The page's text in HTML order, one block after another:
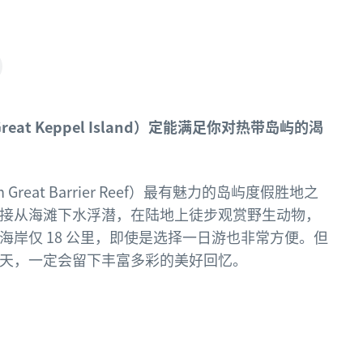
Keppel Island）定能满足你对热带岛屿的渴
Barrier Reef）最有魅力的岛屿度假胜地之
海滩下水浮潜，在陆地上徒步观赏野生动物，
岸仅 18 公里，即使是选择一日游也非常方便。但
一定会留下丰富多彩的美好回忆。